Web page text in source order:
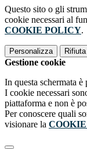
Questo sito o gli
cookie necessari al
COOKIE POLICY.
Personalizza
Gestione cookie
In questa schermata
I cookie necessari
piattaforma e non è
Per conoscere quali
visionare la